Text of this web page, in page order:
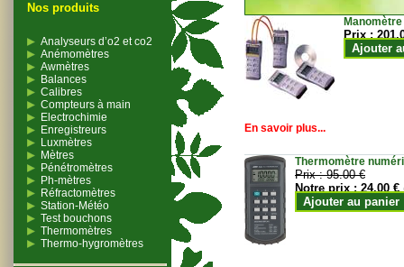
Nos produits
Analyseurs d’o2 et co2
Anémomètres
Awmètres
Balances
Calibres
Compteurs à main
Electrochimie
Enregistreurs
Luxmètres
Mètres
Pénétromètres
Ph-mètres
Réfractomètres
Station-Météo
Test bouchons
Thermomètres
Thermo-hygromètres
Prix :
Ajouter
En savoir plus...
Thermomètre
Prix :95.00 €
Notre prix :24.00 €
Ajouter au panier